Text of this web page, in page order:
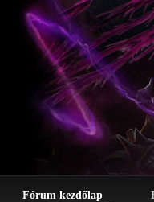
Fórum kezdőlap